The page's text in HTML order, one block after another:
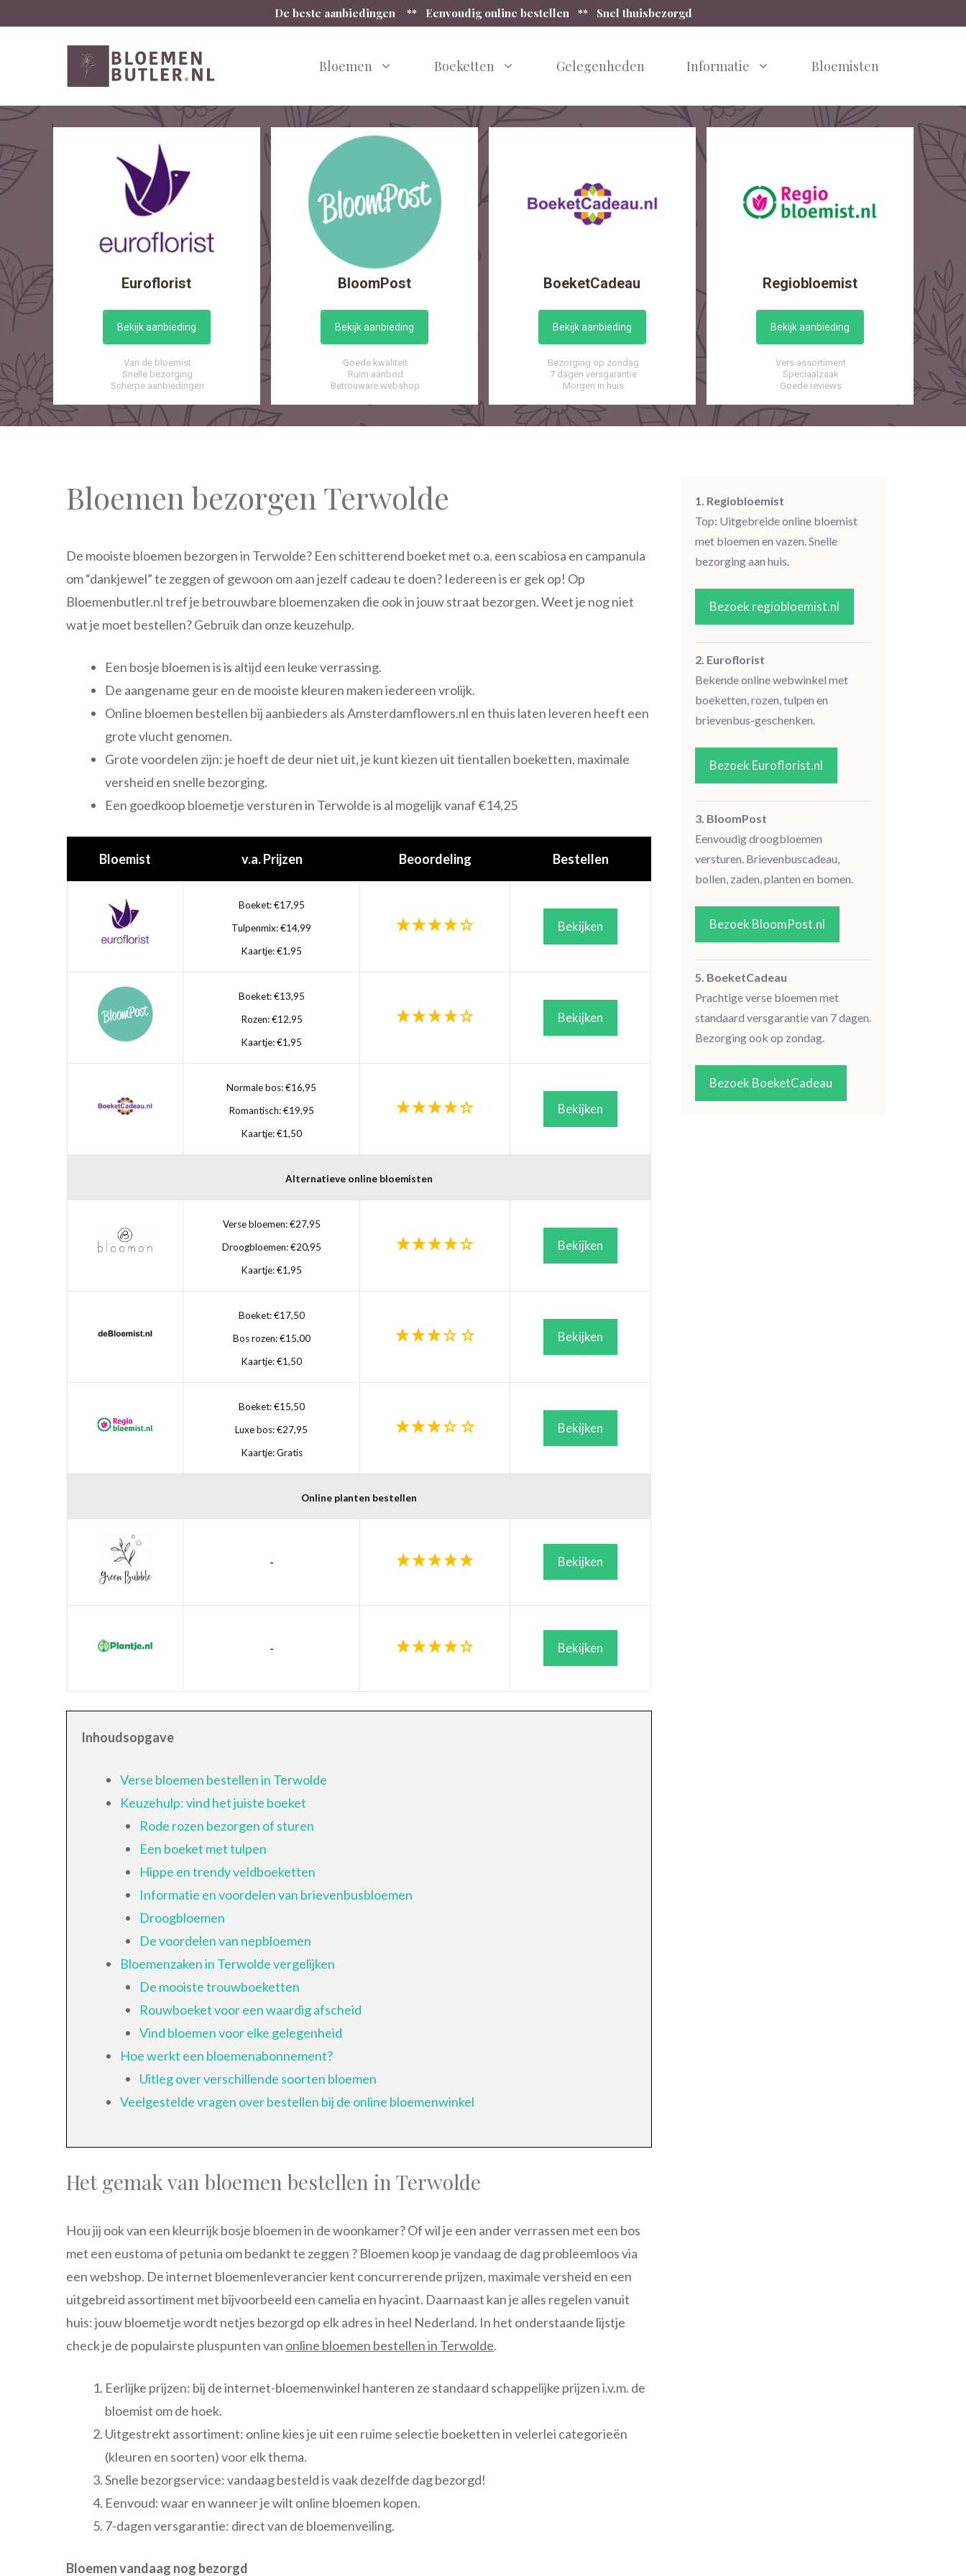
De beste aanbiedingen ** Eenvoudig online bestellen ** Snel thuisbezorgd
Bloemen Boeketten Gelegenheden Informatie Bloemisten
Euroflorist
Bekijk aanbieding
Van de bloemist
Snelle bezorging
Scherpe aanbiedingen
BloomPost
Bekijk aanbieding
Goede kwaliteit
Ruim aanbod
Betrouware webshop
BoeketCadeau
Bekijk aanbieding
Bezorging op zondag
7 dagen versgarantie
Morgen in huis
Regiobloemist
Bekijk aanbieding
Vers assortiment
Speciaalzaak
Goede reviews
Bloemen bezorgen Terwolde
De mooiste bloemen bezorgen in Terwolde? Een schitterend boeket met o.a. een scabiosa en campanula
om “dankjewel” te zeggen of gewoon om aan jezelf cadeau te doen? Iedereen is er gek op! Op
Bloemenbutler.nl tref je betrouwbare bloemenzaken die ook in jouw straat bezorgen. Weet je nog niet
wat je moet bestellen? Gebruik dan onze keuzehulp.
Een bosje bloemen is is altijd een leuke verrassing.
De aangename geur en de mooiste kleuren maken iedereen vrolijk.
Online bloemen bestellen bij aanbieders als Amsterdamflowers.nl en thuis laten leveren heeft een
grote vlucht genomen.
Grote voordelen zijn: je hoeft de deur niet uit, je kunt kiezen uit tientallen boeketten, maximale
versheid en snelle bezorging.
Een goedkoop bloemetje versturen in Terwolde is al mogelijk vanaf €14,25
Bloemist v.a. Prijzen Beoordeling Bestellen
Boeket: €17,95
Tulpenmix: €14,99
Kaartje: €1,95
Bekijken
Boeket: €13,95
Rozen: €12,95
Kaartje: €1,95
Bekijken
Normale bos: €16,95
Romantisch: €19,95
Kaartje: €1,50
Bekijken
Alternatieve online bloemisten
Verse bloemen: €27,95
Droogbloemen: €20,95
Kaartje: €1,95
Bekijken
Boeket: €17,50
Bos rozen: €15,00
Kaartje: €1,50
Bekijken
Boeket: €15,50
Luxe bos: €27,95
Kaartje: Gratis
Bekijken
Online planten bestellen
- Bekijken
- Bekijken
Inhoudsopgave
Verse bloemen bestellen in Terwolde
Keuzehulp: vind het juiste boeket
Rode rozen bezorgen of sturen
Een boeket met tulpen
Hippe en trendy veldboeketten
Informatie en voordelen van brievenbusbloemen
Droogbloemen
De voordelen van nepbloemen
Bloemenzaken in Terwolde vergelijken
De mooiste trouwboeketten
Rouwboeket voor een waardig afscheid
Vind bloemen voor elke gelegenheid
Hoe werkt een bloemenabonnement?
Uitleg over verschillende soorten bloemen
Veelgestelde vragen over bestellen bij de online bloemenwinkel
Het gemak van bloemen bestellen in Terwolde
Hou jij ook van een kleurrijk bosje bloemen in de woonkamer? Of wil je een ander verrassen met een bos
met een eustoma of petunia om bedankt te zeggen ? Bloemen koop je vandaag de dag probleemloos via
een webshop. De internet bloemenleverancier kent concurrerende prijzen, maximale versheid en een
uitgebreid assortiment met bijvoorbeeld een camelia en hyacint. Daarnaast kan je alles regelen vanuit
huis: jouw bloemetje wordt netjes bezorgd op elk adres in heel Nederland. In het onderstaande lijstje
check je de populairste pluspunten van online bloemen bestellen in Terwolde.
Eerlijke prijzen: bij de internet-bloemenwinkel hanteren ze standaard schappelijke prijzen i.v.m. de
bloemist om de hoek.
Uitgestrekt assortiment: online kies je uit een ruime selectie boeketten in velerlei categorieën
(kleuren en soorten) voor elk thema.
Snelle bezorgservice: vandaag besteld is vaak dezelfde dag bezorgd!
Eenvoud: waar en wanneer je wilt online bloemen kopen.
7-dagen versgarantie: direct van de bloemenveiling.
Bloemen vandaag nog bezorgd
1. Regiobloemist
Top: Uitgebreide online bloemist
met bloemen en vazen. Snelle
bezorging aan huis.
Bezoek regiobloemist.nl
2. Euroflorist
Bekende online webwinkel met
boeketten, rozen, tulpen en
brievenbus-geschenken.
Bezoek Euroflorist.nl
3. BloomPost
Eenvoudig droogbloemen
versturen. Brievenbuscadeau,
bollen, zaden, planten en bomen.
Bezoek BloomPost.nl
5. BoeketCadeau
Prachtige verse bloemen met
standaard versgarantie van 7 dagen.
Bezorging ook op zondag.
Bezoek BoeketCadeau